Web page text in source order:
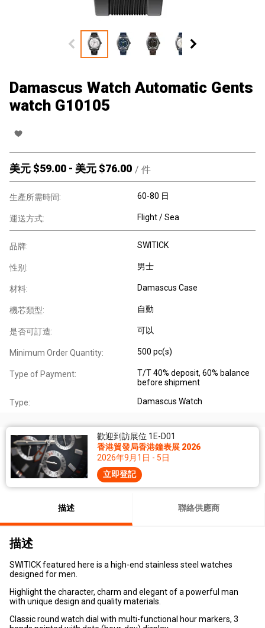
Damascus Watch Automatic Gents
watch G10105
美元 $59.00 - 美元 $76.00 / 件
生產所需時間: 60-80 日
運送方式: Flight / Sea
品牌: SWITICK
性别: 男士
材料: Damascus Case
機芯類型: 自動
是否可訂造: 可以
Minimum Order Quantity: 500 pc(s)
Type of Payment:
T/T 40% deposit, 60% balance
before shipment
Type: Damascus Watch
歡迎到訪展位 1E-D01
香港貿發局香港鐘表展 2026
2026年9月1日 - 5日
立即登記
描述 聯絡供應商
描述
SWITICK featured here is a high-end stainless steel watches
designed for men.
Highlight the character, charm and elegant of a powerful man
with unique design and quality materials.
Classic round watch dial with multi-functional hour markers, 3